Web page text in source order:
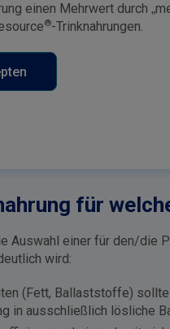
einen Mehrwert durch
®-Trinknahrungen.
für
Auswahl einer für den/die
wird:
(Fett, Ballaststoffe)
in ausschließlich lösliche